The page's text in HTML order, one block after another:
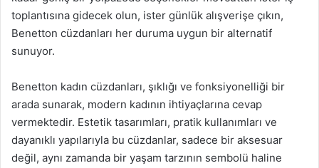
toplantısına gidecek olun, ister günlük alışverişe çıkın,
Benetton cüzdanları her duruma uygun bir alternatif
sunuyor.
Benetton kadın cüzdanları, şıklığı ve fonksiyonelliği bir
arada sunarak, modern kadının ihtiyaçlarına cevap
vermektedir. Estetik tasarımları, pratik kullanımları ve
dayanıklı yapılarıyla bu cüzdanlar, sadece bir aksesuar
değil, aynı zamanda bir yaşam tarzının sembolü haline